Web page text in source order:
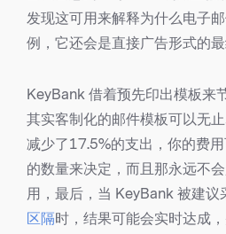
发现这可用来解释为什么电子
例，它还会是直接广告形式的最
KeyBank 借着预先印出模板来
其实客制化的邮件模板可以无
减少了17.5%的支出，你的费
的数量来决定，而且那永远不
用，最后，当 KeyBank 被建议
区隔时，结果可能会实时达成